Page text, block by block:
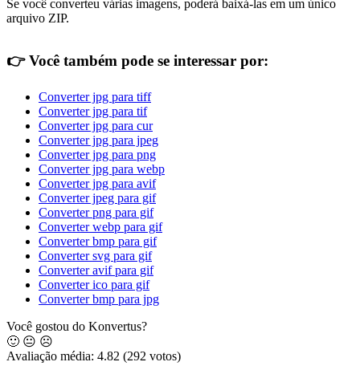
Se você converteu várias imagens, poderá baixá-las em um único
arquivo ZIP.
👉Você também pode se interessar por:
Converter jpg para tiff
Converter jpg para tif
Converter jpg para cur
Converter jpg para jpeg
Converter jpg para png
Converter jpg para webp
Converter jpg para avif
Converter jpeg para gif
Converter png para gif
Converter webp para gif
Converter bmp para gif
Converter svg para gif
Converter avif para gif
Converter ico para gif
Converter bmp para jpg
Você gostou do Konvertus?
🙂 😐 ☹️
Avaliação média: 4.82 (292 votos)